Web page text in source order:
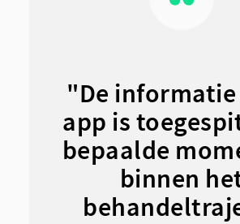
"De informatie
app is
bepaalde
binnen